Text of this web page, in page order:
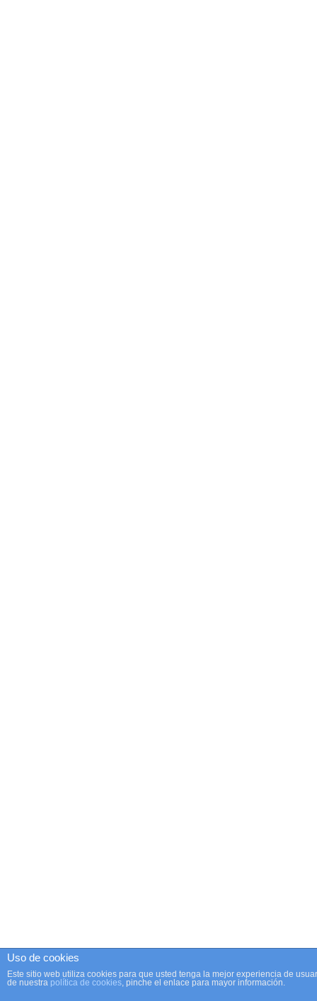
Uso de cookies
Este sitio web utiliza cookies para que usted tenga la mejor experiencia de
de nuestra política de cookies, pinche el enlace para mayor información.